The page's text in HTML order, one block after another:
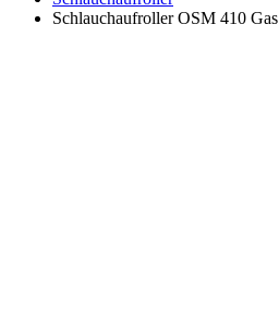
Schlauchaufroller OSM 410 Gas